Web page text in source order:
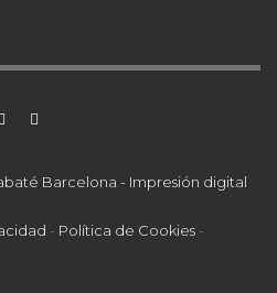
Barcelona - Impresión digital
- Política de Cookies -